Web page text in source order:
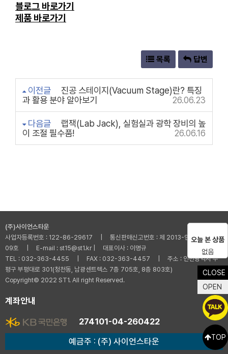
블로그 바로가기
제품 바로가기
목록 답변
이전글
진공 스테이지(Vacuum Stage)란? 특징
과 활용 분야 알아보기
26.06.23
다음글
랩잭(Lab Jack), 실험실과 광학 장비의 높
이 조절 필수품!
26.06.16
(주)사이언스타운
사업자등록번호 : 122-86-29617 | 통신판매신고번호 : 제 2013-인천부평-001
09호 | E-mail : st15@st1.kr | 대표이사 : 이명규
TEL : 032-363-4455 | FAX : 032-363-4457 | 주소 : 인천광역시 부
평구 부평대로 301(청천동, 남광센트렉스 7층 705호, 8층 803호)
Copyright© 2022 ST1. All right Reserved.
계좌안내
274101-04-260422
예금주 : (주) 사이언스타운
CLOSE
OPEN
오늘 본 상품
없음
TOP